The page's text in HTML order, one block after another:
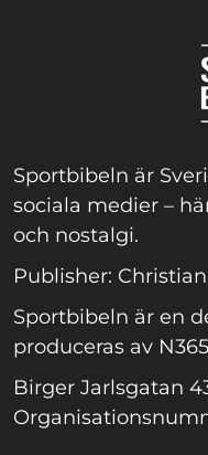
Sportbibeln är
sociala medier –
och nostalgi.
Publisher:
Sportbibeln är en
produceras av
Birger Jarlsgatan